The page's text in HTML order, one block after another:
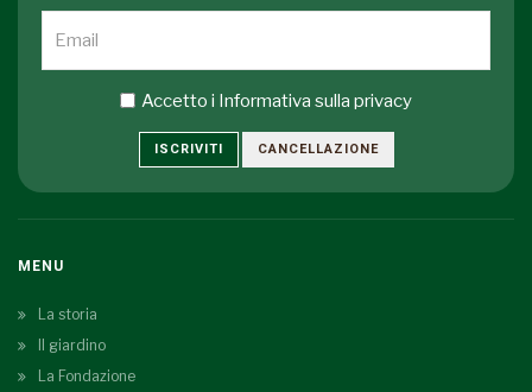
Accetto i Informativa sulla privacy
ISCRIVITI CANCELLAZIONE
MENU
La storia
Il giardino
La Fondazione